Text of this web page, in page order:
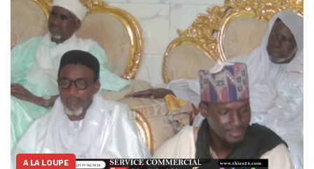
A LA LOUPE